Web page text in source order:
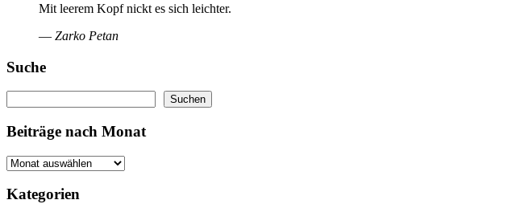
Mit leerem Kopf nickt es sich leichter.
— Zarko Petan
Suche
Suchen
Beiträge nach Monat
Kategorien